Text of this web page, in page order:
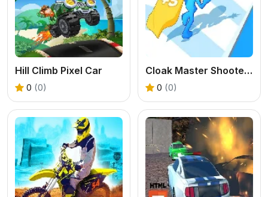
Hill Climb Pixel Car
0 (0)
Cloak Master Shooter Run
0 (0)